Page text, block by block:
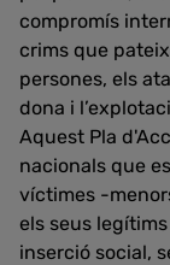
compromís
crims que
persones, els
dona i
Aquest Pla
nacionals que
víctimes -
els seus
inserció social,